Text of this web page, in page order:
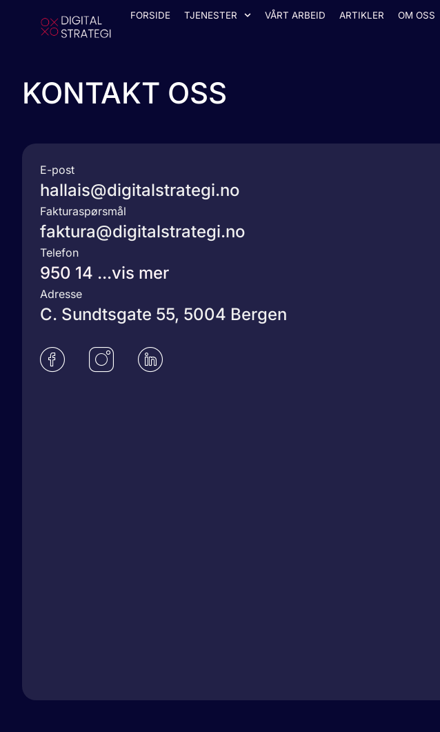
FORSIDE TJENESTER VÅRT ARBEID ARTIKLER OM OSS
KONTAKT OSS
E-post
hallais@digitalstrategi.no
Fakturaspørsmål
faktura@digitalstrategi.no
Telefon
950 14 ...vis mer
Adresse
C. Sundtsgate 55, 5004 Bergen